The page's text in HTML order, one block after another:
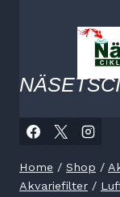
Home / Shop /
Akvariefilter /